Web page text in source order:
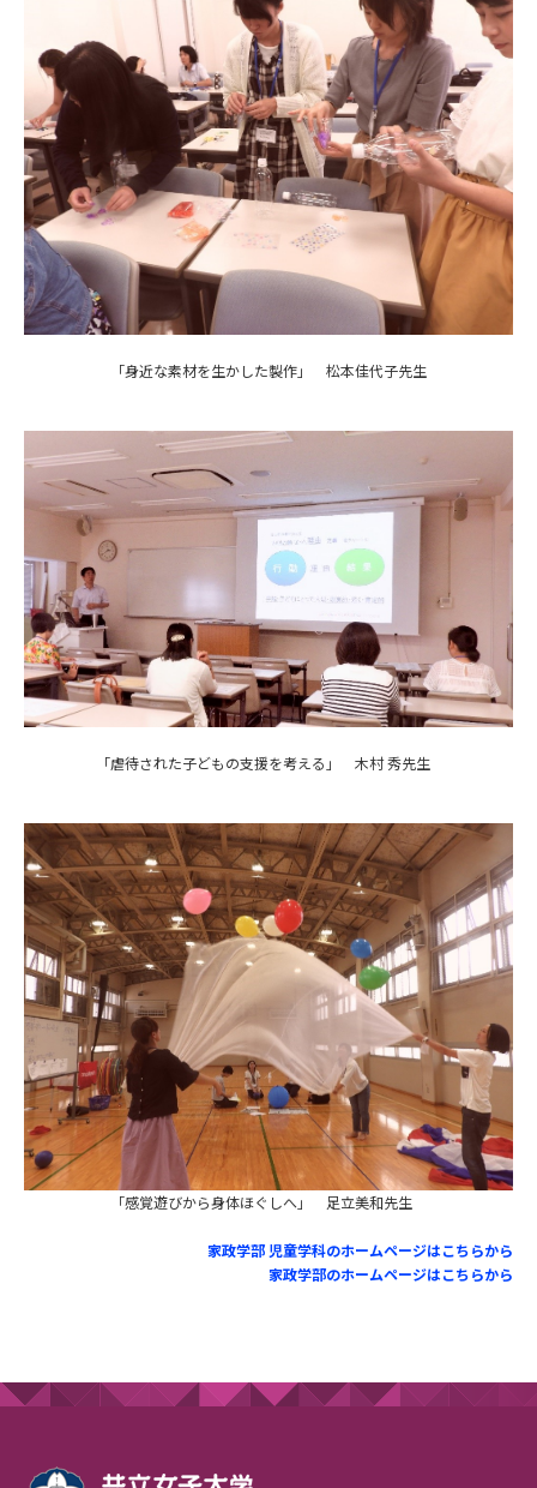
「身近な素材を生かした製作」 松本佳代子先生
「虐待された子どもの支援を考える」 木村 秀先生
「感覚遊びから身体ほぐしへ」 足立美和先生
家政学部 児童学科のホームページはこちらから
家政学部のホームページはこちらから